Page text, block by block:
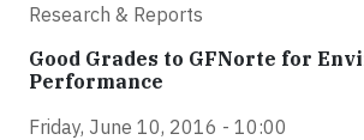
Research & Reports
Good Grades to GFNorte for
Performance
Friday, June 10, 2016 - 10:00